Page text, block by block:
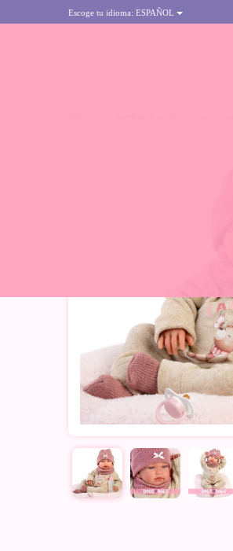
Escoge tu idioma: ESPAÑOL